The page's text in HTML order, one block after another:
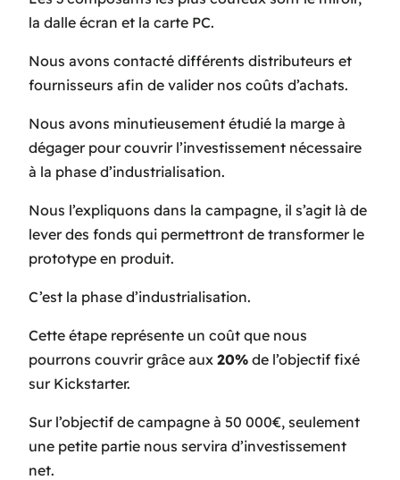
la dalle écran et la carte PC.
Nous avons contacté différents distributeurs et
fournisseurs afin de valider nos coûts d’achats.
Nous avons minutieusement étudié la marge à
dégager pour couvrir l’investissement nécessaire
à la phase d’industrialisation.
Nous l’expliquons dans la campagne, il s’agit là de
lever des fonds qui permettront de transformer le
prototype en produit.
C’est la phase d’industrialisation.
Cette étape représente un coût que nous
pourrons couvrir grâce aux 20% de l’objectif fixé
sur Kickstarter.
Sur l’objectif de campagne à 50 000€, seulement
une petite partie nous servira d’investissement
net.